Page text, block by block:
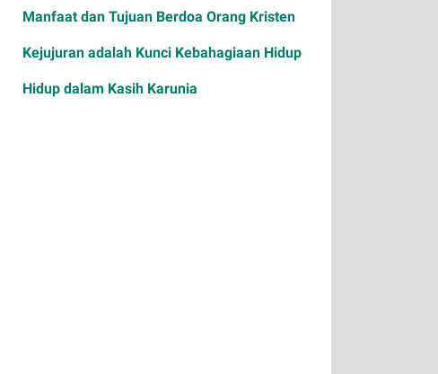
Manfaat dan Tujuan Berdoa Orang Kristen
Kejujuran adalah Kunci Kebahagiaan Hidup
Hidup dalam Kasih Karunia